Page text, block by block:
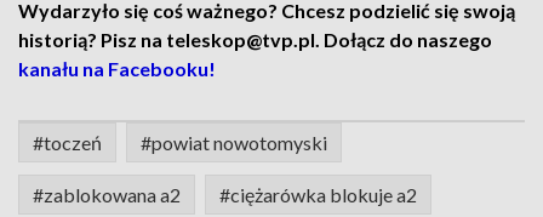
Wydarzyło się coś ważnego? Chcesz podzielić się swoją
historią? Pisz na teleskop@tvp.pl. Dołącz do naszego
kanału na Facebooku!
#toczeń #powiat nowotomyski
#zablokowana a2 #ciężarówka blokuje a2